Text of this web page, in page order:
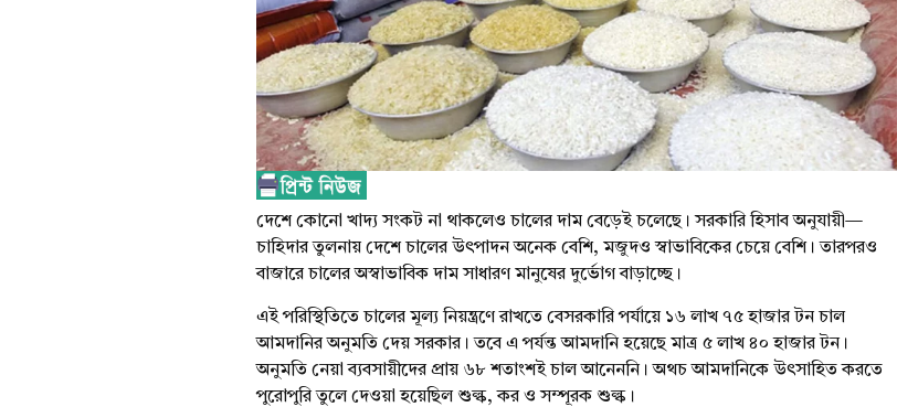
দেশে কোনো খাদ্য সংকট না থাকলেও চালের দাম বেড়েই চলেছে। সরকারি হিসাব অনুযায়ী—
চাহিদার তুলনায় দেশে চালের উৎপাদন অনেক বেশি, মজুদও স্বাভাবিকের চেয়ে বেশি। তারপরও
বাজারে চালের অস্বাভাবিক দাম সাধারণ মানুষের দুর্ভোগ বাড়াচ্ছে।
এই পরিস্থিতিতে চালের মূল্য নিয়ন্ত্রণে রাখতে বেসরকারি পর্যায়ে ১৬ লাখ ৭৫ হাজার টন চাল
আমদানির অনুমতি দেয় সরকার। তবে এ পর্যন্ত আমদানি হয়েছে মাত্র ৫ লাখ ৪০ হাজার টন।
অনুমতি নেয়া ব্যবসায়ীদের প্রায় ৬৮ শতাংশই চাল আনেননি। অথচ আমদানিকে উৎসাহিত করতে
পুরোপুরি তুলে দেওয়া হয়েছিল শুল্ক, কর ও সম্পূরক শুল্ক।